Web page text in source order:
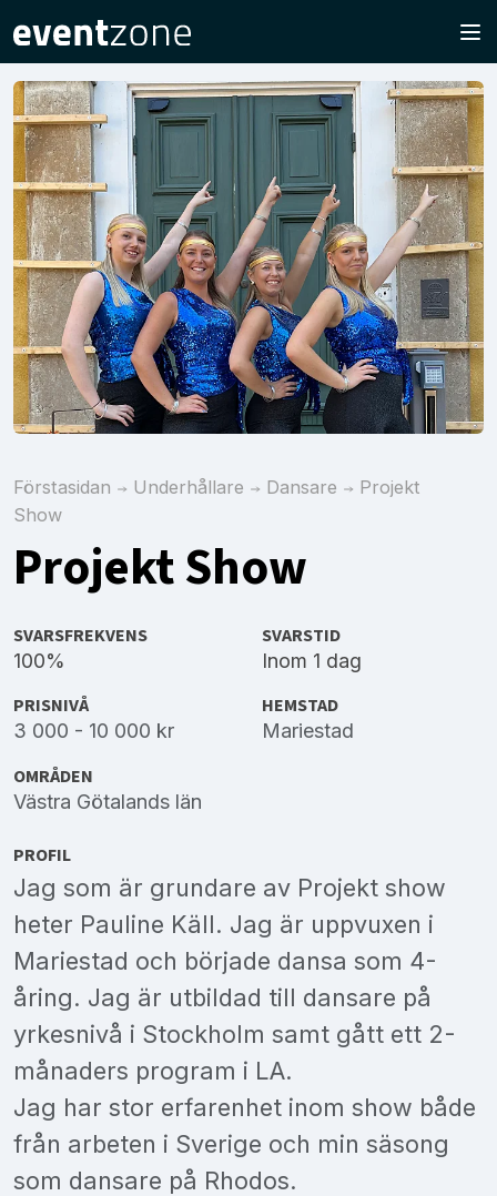
Förstasidan Underhållare Dansare
Projekt
Show
Projekt Show
SVARSFREKVENS
100%
SVARSTID
Inom 1 dag
PRISNIVÅ
3 000 - 10 000 kr
HEMSTAD
Mariestad
OMRÅDEN
Västra Götalands län
PROFIL
Jag som är grundare av Projekt show
heter Pauline Käll. Jag är uppvuxen i
Mariestad och började dansa som 4-
åring. Jag är utbildad till dansare på
yrkesnivå i Stockholm samt gått ett 2-
månaders program i LA.
Jag har stor erfarenhet inom show både
från arbeten i Sverige och min säsong
som dansare på Rhodos.